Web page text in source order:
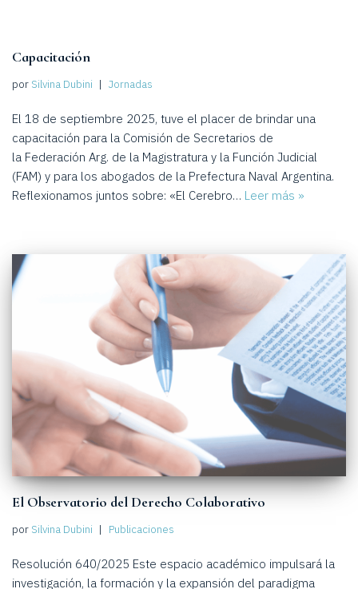
Capacitación
porSilvina Dubini Jornadas
El 18 de septiembre 2025, tuve el placer de brindar una
capacitación para la Comisión de Secretarios de
la Federación Arg. de la Magistratura y la Función Judicial
(FAM) y para los abogados de la Prefectura Naval Argentina.
Reflexionamos juntos sobre: «El Cerebro… Leer más »
El Observatorio del Derecho Colaborativo
porSilvina Dubini Publicaciones
Resolución 640/2025 Este espacio académico impulsará la
investigación, la formación y la expansión del paradigma